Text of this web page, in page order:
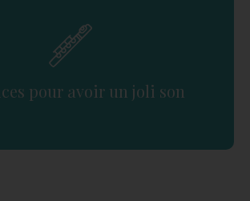
pour avoir un joli son